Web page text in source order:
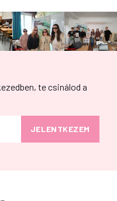
te csinálod a